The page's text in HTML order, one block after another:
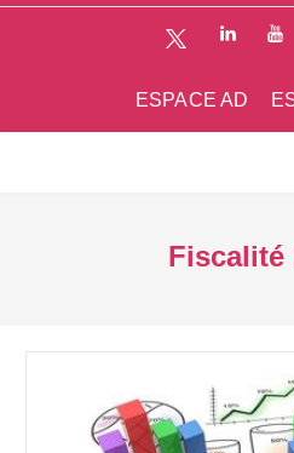
ESPACE AD
Fiscalité